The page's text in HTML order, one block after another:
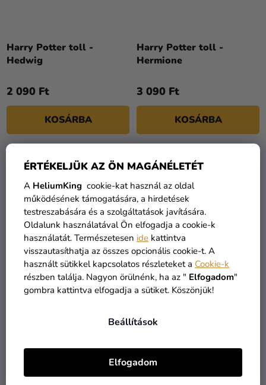
ÉRTÉKELJÜK AZ ÖN MAGÁNÉLETÉT
A HeliumKing cookie-kat használ az oldal
működésének támogatására, a hirdetések
testreszabására és a szolgáltatások javítására.
Oldalunk használatával Ön elfogadja a cookie-k
használatát. Természetesen ide kattintva
visszautasíthatja az összes opcionális cookie-t. A
használt sütikkel kapcsolatos részleteket a Cookie-k
részben találja. Nagyon örülnénk, ha az " Elfogadom"
gombra kattintva elfogadja a sütiket. Köszönjük!
Beállítások
Elfogadom
Harry Potter toll -
Hedwig
2 090 Ft
KOSÁRBA
Harry Potter toll -
Hermione
3 090 Ft
KOSÁRBA
Harry Potter toll -
KIÁRUSÍTÁS
Írószer készlet -